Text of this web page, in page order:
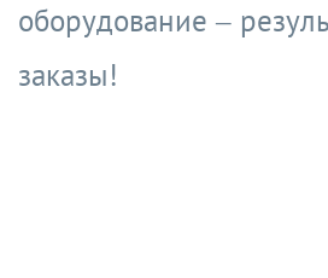
оборудование –
заказы!